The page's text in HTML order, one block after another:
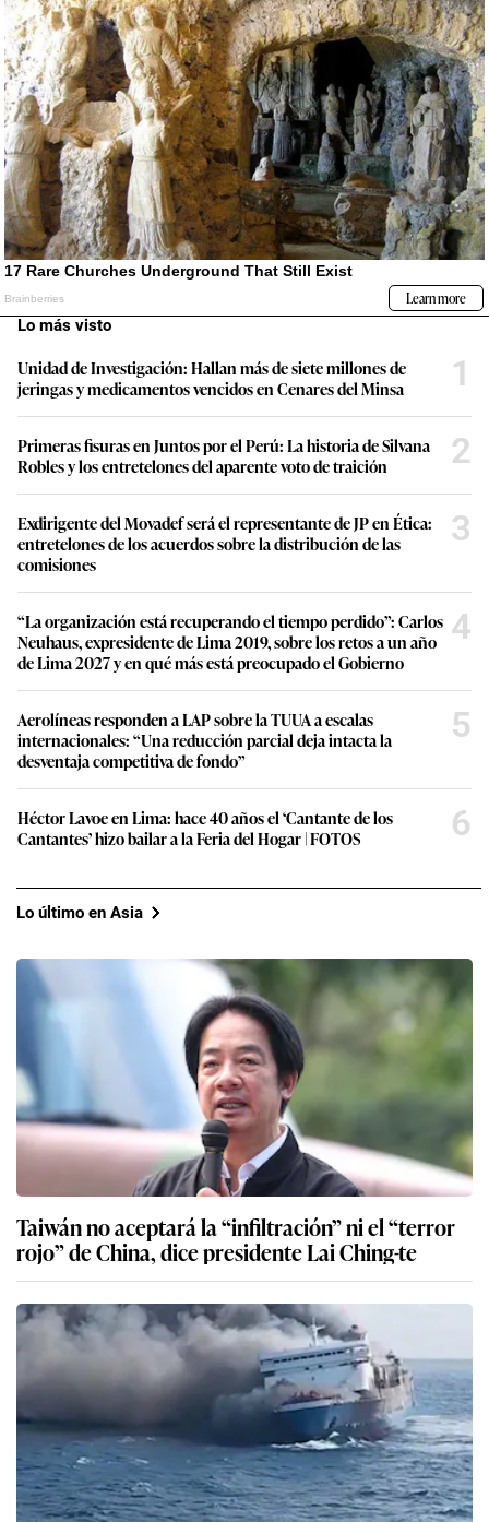
Lo más visto
Unidad de Investigación: Hallan más de siete millones de
jeringas y medicamentos vencidos en Cenares del Minsa
1
Primeras fisuras en Juntos por el Perú: La historia de Silvana
Robles y los entretelones del aparente voto de traición
2
Exdirigente del Movadef será el representante de JP en Ética:
entretelones de los acuerdos sobre la distribución de las
comisiones
3
“La organización está recuperando el tiempo perdido”: Carlos
Neuhaus, expresidente de Lima 2019, sobre los retos a un año
de Lima 2027 y en qué más está preocupado el Gobierno
4
Aerolíneas responden a LAP sobre la TUUA a escalas
internacionales: “Una reducción parcial deja intacta la
desventaja competitiva de fondo”
5
Héctor Lavoe en Lima: hace 40 años el ‘Cantante de los
Cantantes’ hizo bailar a la Feria del Hogar | FOTOS
6
Lo último en Asia
Taiwán no aceptará la “infiltración” ni el “terror
rojo” de China, dice presidente Lai Ching-te